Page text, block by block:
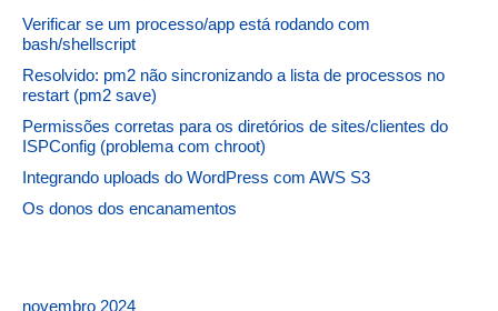
Verificar se um processo/app está rodando com
bash/shellscript
Resolvido: pm2 não sincronizando a lista de processos no
restart (pm2 save)
Permissões corretas para os diretórios de sites/clientes do
ISPConfig (problema com chroot)
Integrando uploads do WordPress com AWS S3
Os donos dos encanamentos
novembro 2024